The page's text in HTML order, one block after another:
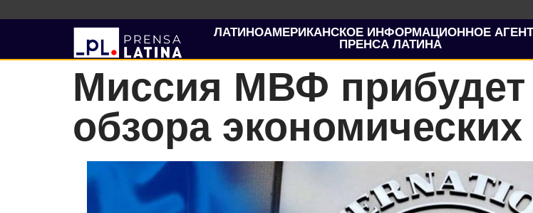
ЛАТИНОАМЕРИКАНСКОЕ ИНФОРМАЦИОННОЕ
ПРЕНСА ЛАТИНА
Миссия МВФ прибудет
обзора